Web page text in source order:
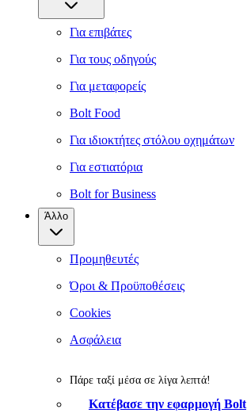
Για επιβάτες
Για τους οδηγούς
Για μεταφορείς
Bolt Food
Για ιδιοκτήτες στόλου οχημάτων
Για εστιατόρια
Bolt for Business
Άλλο
Προμηθευτές
Όροι & Προϋποθέσεις
Cookies
Ασφάλεια
Πάρε ταξί μέσα σε λίγα λεπτά!
Κατέβασε την εφαρμογή Bolt